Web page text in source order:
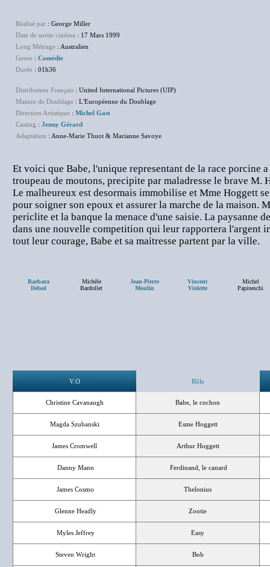
Réalisé par : George Miller
Date de sortie cinéma : 17 Mars 1999
Long Métrage : Australien
Genre : Comédie
Durée : 01h36
Distributeur Français : United International Pictures (UIP)
Maison de Doublage : L'Européenne du Doublage
Direction Artistique : Michel Gast
Casting : Jenny Gérard
Adaptation : Anne-Marie Thuot & Marianne Savoye
Et voici que Babe, l'unique representant de la race porcine
troupeau de moutons, precipite par maladresse le brave M.
Le malheureux est desormais immobilise et Mme Hoggett
pour soigner son epoux et assurer la marche de la maison.
periclite et la banque la menace d'une saisie. La paysanne
dans une nouvelle competition qui leur rapportera l'argent
tout leur courage, Babe et sa maitresse partent par la ville.
Barbara
Delsol
Michèle
Bardollet
Jean-Pierre
Moulin
Vincent
Violette
Michel
Papineschi
V.O Rôle
Christine Cavanaugh Babe, le cochon
Magda Szubanski Esme Hoggett
James Cromwell Arthur Hoggett
Danny Mann Ferdinand, le canard
James Cosmo Thelonius
Glenne Headly Zootie
Myles Jeffrey Easy
Steven Wright Bob